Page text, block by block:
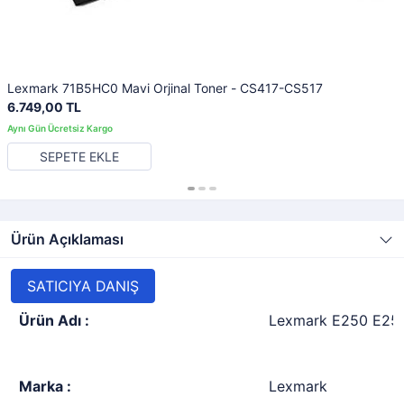
Lexmark 71B5HC0 Mavi Orjinal Toner - CS417-CS517
6.749,00 TL
SEPETE EKLE
Ürün Açıklaması
SATICIYA DANIŞ
Ürün Adı :
Lexmark E250
Marka : Lexmark